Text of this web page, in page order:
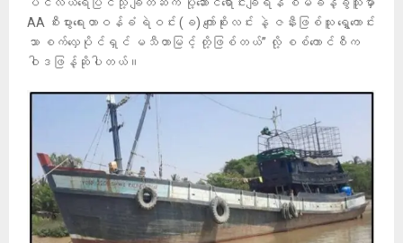
AA စီးပွားရေးတာဝန်ခံ ရဲဝင်း (ခ) ကျော်စိုးလင်း နဲ့ ဇနီးဖြစ်သူ ရွှေကောင်း
သာ စက်လှေပိုင်ရှင် မသီတာမြင့် တို့ဖြစ်တယ်” လို့ စစ်ကောင်စီက
ဝါဒဖြန့်ဆိုပါတယ်။